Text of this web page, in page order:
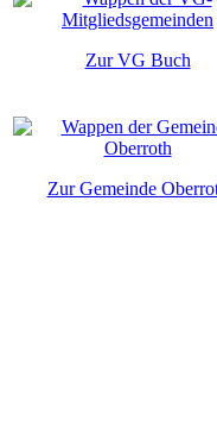
Zur VG Buch
Zur Gemeinde